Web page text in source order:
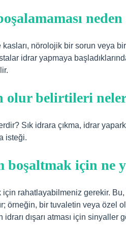
kasları, nörolojik bir sorun veya
idrar yapmaya
olur belirtileri
Sık idrara çıkma, idrar
isteği.
boşaltmak için ne
için rahatlayabilmeniz gerekir.
örneğin, bir tuvaletin veya özel
dışarı atması için sinyaller